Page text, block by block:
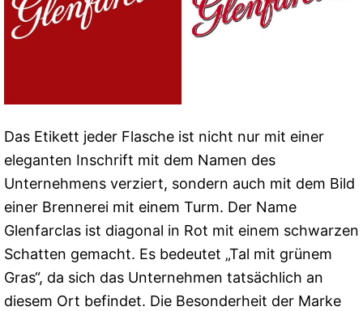
Das Etikett jeder Flasche ist nicht nur mit einer
eleganten Inschrift mit dem Namen des
Unternehmens verziert, sondern auch mit dem Bild
einer Brennerei mit einem Turm. Der Name
Glenfarclas ist diagonal in Rot mit einem schwarzen
Schatten gemacht. Es bedeutet „Tal mit grünem
Gras“, da sich das Unternehmen tatsächlich an
diesem Ort befindet. Die Besonderheit der Marke